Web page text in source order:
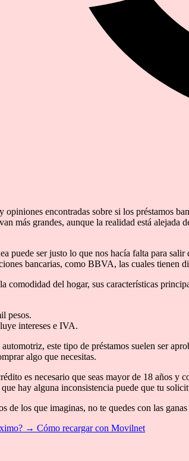
encontradas sobre si los préstamos
más grandes, aunque la realidad está alejada
puede ser justo lo que nos hacía falta para
bancarias, como BBVA, las cuales
comodidad del hogar, sus características
pesos.
intereses e IVA.
este tipo de préstamos suelen ser
algo que necesitas.
es necesario que seas mayor de 18 años
hay alguna inconsistencia puede que tu
de los que imaginas, no te quedes con las ganas
→ Cómo recargar con Movilnet